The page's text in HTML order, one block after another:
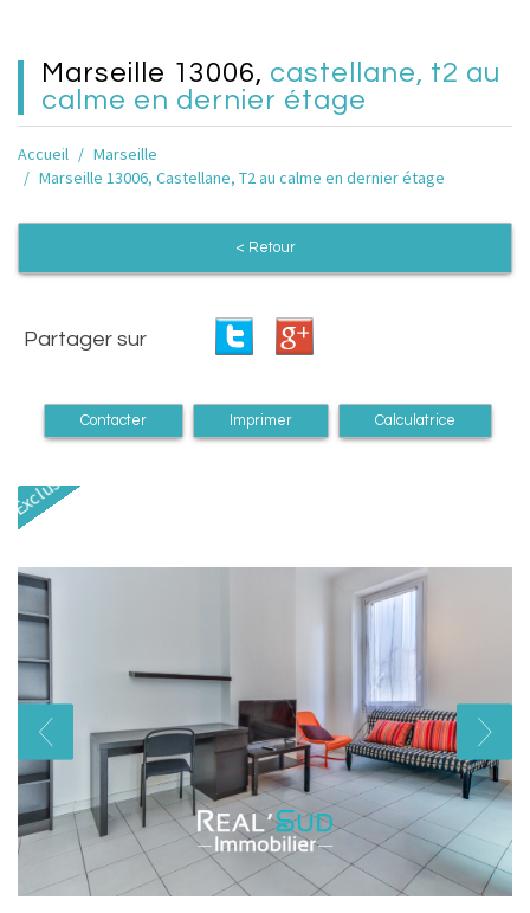
marseille 13006, castellane, t2 au
calme en dernier étage
Accueil
Marseille
Marseille 13006, Castellane, T2 au calme en dernier étage
< Retour
Partager sur
Contacter Imprimer Calculatrice
Exclusivité